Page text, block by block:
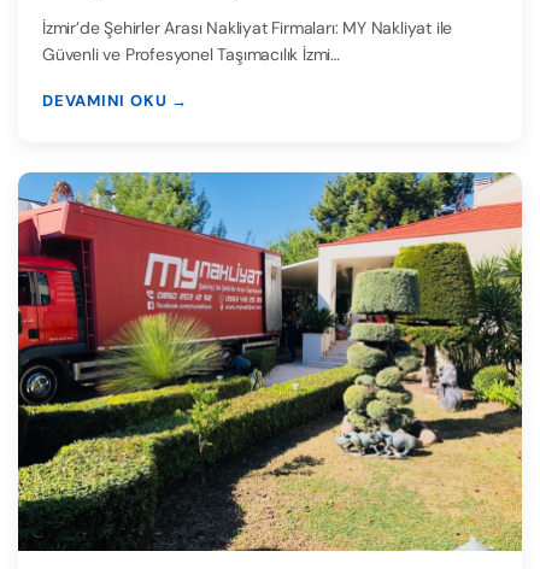
İzmir’de Şehirler Arası Nakliyat Firmaları: MY Nakliyat ile
Güvenli ve Profesyonel Taşımacılık İzmi…
DEVAMINI OKU →